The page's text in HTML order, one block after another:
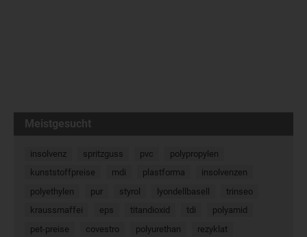
Meistgesucht
insolvenz spritzguss pvc
polypropylen
kunststoffpreise
mdi plastforma
insolvenzen
polyethylen
pur styrol lyondellbasell
trinseo
kraussmaffei
eps titandioxid tdi
polyamid
pet-preise
covestro polyurethan
rezyklat